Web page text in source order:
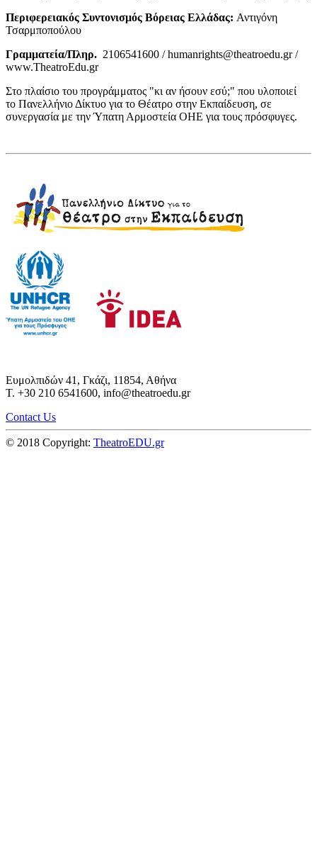
Περιφερειακός Συντονισμός Βόρειας Ελλάδας: Αντιγόνη
Τσαρμποπούλου
Γραμματεία/Πληρ. 2106541600 / humanrights@theatroedu.gr /
www.TheatroEdu.gr
Στο πλαίσιο του προγράμματος "κι αν ήσουν εσύ;" που υλοποιεί
το Πανελλήνιο Δίκτυο για το Θέατρο στην Εκπαίδευση, σε
συνεργασία με την Ύπατη Αρμοστεία ΟΗΕ για τους πρόσφυγες.
Ευμολπιδών 41, Γκάζι, 11854, Αθήνα
T. +30 210 6541600, info@theatroedu.gr
Contact Us
© 2018 Copyright: TheatroEDU.gr